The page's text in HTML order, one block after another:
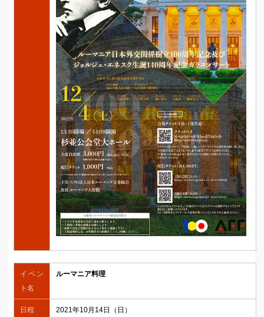
イベン
ト名
ルーマニア料理
日程 2021年10月14日（日）